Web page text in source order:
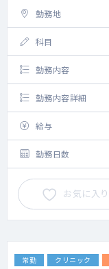
勤務地
科目
勤務内容
勤務内容詳細
給与
勤務日数
お気に入り
常勤 クリニック